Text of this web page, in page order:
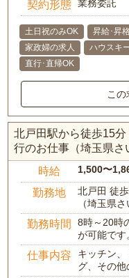
契約形態 業務委託
土日祝のみOK 昇給･昇
家政婦の求人
ハウスキ
直行･直帰OK
こ
北戸田駅から徒歩15
行のお仕事（埼玉県さ
時給 1,500〜
勤務地
北戸田 徒
（埼玉県
勤務時間
8時～20時
が可能です
仕事内容
キッチン
グ、その他